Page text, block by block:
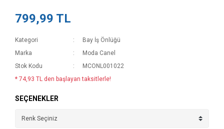
799,99 TL
Kategori
Bay İş Önlüğü
Marka
Moda Canel
Stok Kodu
MCONL001022
* 74,93 TL den başlayan taksitlerle!
SEÇENEKLER